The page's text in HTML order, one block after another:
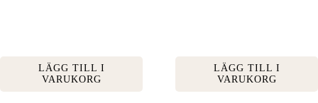
LÄGG TILL I
VARUKORG
LÄGG TILL I
VARUKORG